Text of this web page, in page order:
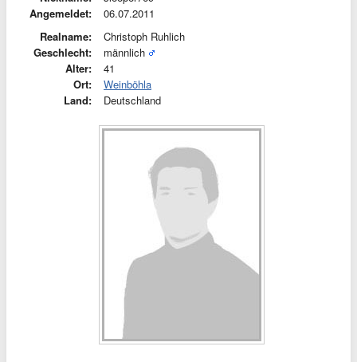
Angemeldet:
06.07.2011
Realname:
Christoph Ruhlich
Geschlecht:
männlich
Alter:
41
Ort:
Weinböhla
Land:
Deutschland